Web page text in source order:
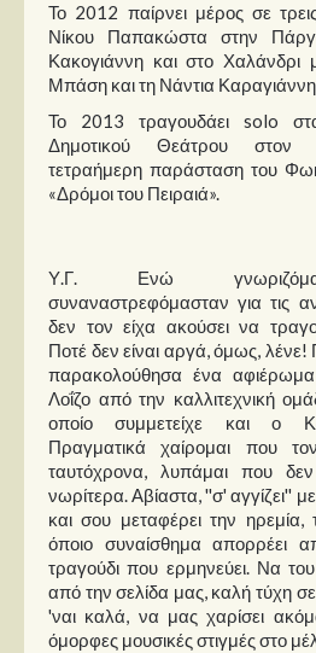
Το 2012 παίρνει μέρος σε
Νίκου Παπακώστα στην
Κακογιάννη και στο Χαλάνδρι
Μπάση και τη Νάντια
Το 2013 τραγουδάει solo
Δημοτικού Θεάτρου στον
τετραήμερη παράσταση του
«Δρόμοι του Πειραιά».
Υ.Γ. Ενώ
συναναστρεφόμασταν για τις
δεν τον είχα ακούσει να
Ποτέ δεν είναι αργά, όμως, λένε!
παρακολούθησα ένα
Λοΐζο από την καλλιτεχνική
οποίο συμμετείχε και ο
Πραγματικά χαίρομαι που
ταυτόχρονα, λυπάμαι που
νωρίτερα. Αβίαστα, ''σ' αγγίζει''
και σου μεταφέρει την ηρεμία,
όποιο συναίσθημα απορρέει
τραγούδι που ερμηνεύει. Να
από την σελίδα μας, καλή τύχη σε
'ναι καλά, να μας χαρίσει
όμορφες μουσικές στιγμές στο